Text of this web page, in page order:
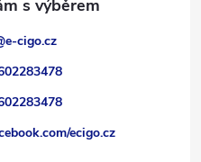
e-cigo.cz
ecigo.cz